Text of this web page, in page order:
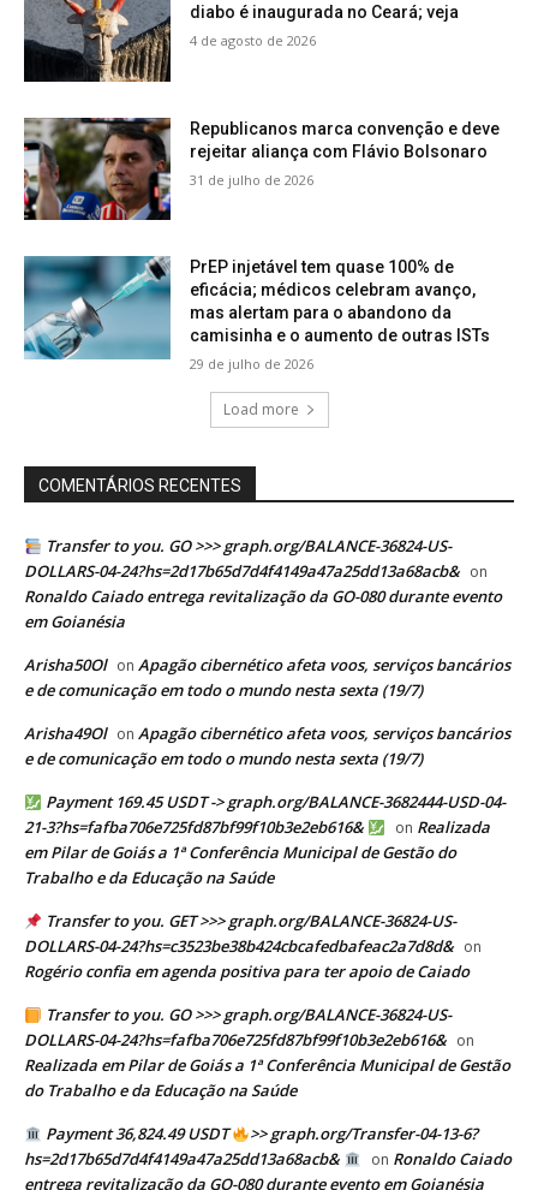
diabo é inaugurada no Ceará; veja
4 de agosto de 2026
Republicanos marca convenção e deve
rejeitar aliança com Flávio Bolsonaro
31 de julho de 2026
PrEP injetável tem quase 100% de
eficácia; médicos celebram avanço,
mas alertam para o abandono da
camisinha e o aumento de outras ISTs
29 de julho de 2026
Load more
COMENTÁRIOS RECENTES
Transfer to you. GO >>> graph.org/BALANCE-36824-US-
DOLLARS-04-24?hs=2d17b65d7d4f4149a47a25dd13a68acb& on
Ronaldo Caiado entrega revitalização da GO-080 durante evento
em Goianésia
Arisha50Ol on Apagão cibernético afeta voos, serviços bancários
e de comunicação em todo o mundo nesta sexta (19/7)
Arisha49Ol on Apagão cibernético afeta voos, serviços bancários
e de comunicação em todo o mundo nesta sexta (19/7)
Payment 169.45 USDT -> graph.org/BALANCE-3682444-USD-04-
21-3?hs=fafba706e725fd87bf99f10b3e2eb616&
on Realizada
em Pilar de Goiás a 1ª Conferência Municipal de Gestão do
Trabalho e da Educação na Saúde
Transfer to you. GET >>> graph.org/BALANCE-36824-US-
DOLLARS-04-24?hs=c3523be38b424cbcafedbafeac2a7d8d& on
Rogério confia em agenda positiva para ter apoio de Caiado
Transfer to you. GO >>> graph.org/BALANCE-36824-US-
DOLLARS-04-24?hs=fafba706e725fd87bf99f10b3e2eb616& on
Realizada em Pilar de Goiás a 1ª Conferência Municipal de Gestão
do Trabalho e da Educação na Saúde
Payment 36,824.49 USDT
>> graph.org/Transfer-04-13-6?
hs=2d17b65d7d4f4149a47a25dd13a68acb&
on Ronaldo Caiado
entrega revitalização da GO-080 durante evento em Goianésia